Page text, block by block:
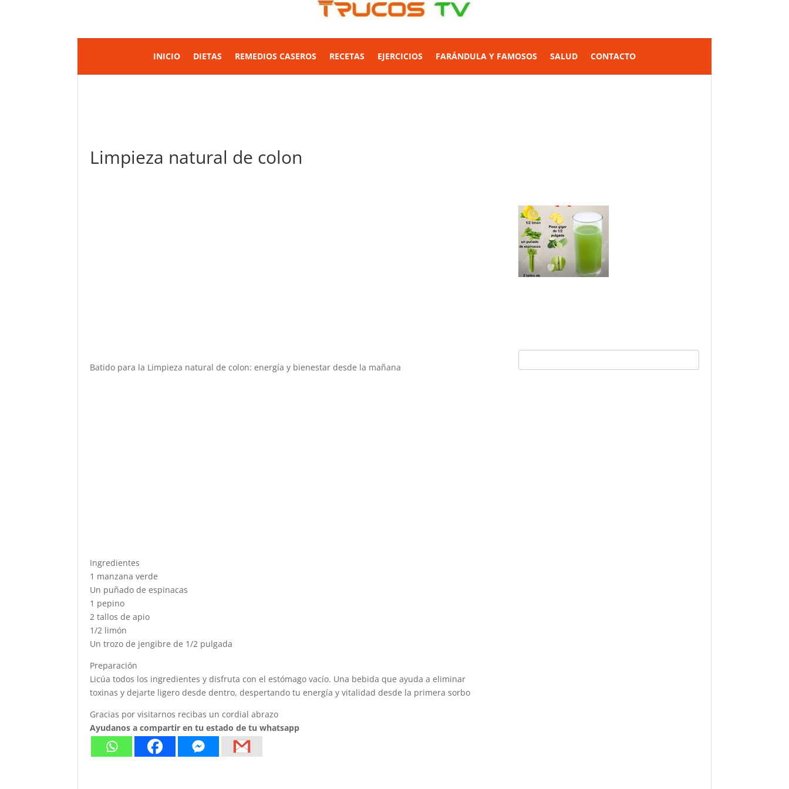
INICIO DIETAS REMEDIOS CASEROS RECETAS EJERCICIOS FARÁNDULA Y FAMOSOS SALUD CONTACTO
Limpieza natural de colon
Batido para la Limpieza natural de colon: energía y bienestar desde la mañana
Ingredientes
1 manzana verde
Un puñado de espinacas
1 pepino
2 tallos de apio
1/2 limón
Un trozo de jengibre de 1/2 pulgada
Preparación
Licúa todos los ingredientes y disfruta con el estómago vacío. Una bebida que ayuda a eliminar
toxinas y dejarte ligero desde dentro, despertando tu energía y vitalidad desde la primera sorbo
Gracias por visitarnos recibas un cordial abrazo
Ayudanos a compartir en tu estado de tu whatsapp